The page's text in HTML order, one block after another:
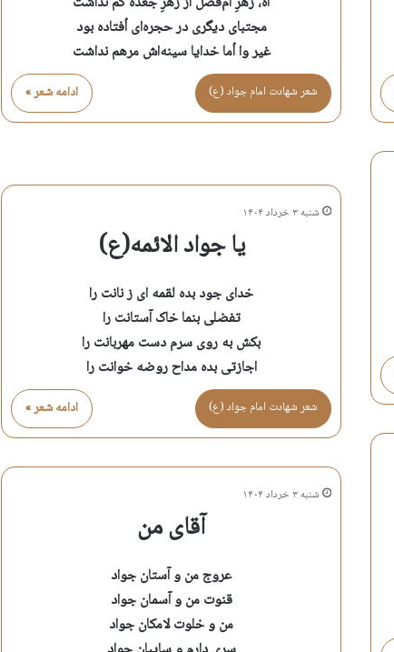
مجتبای دیگری در حجره‌ای اُفتاده بود
غیر وا اُما خدایا سینه‌اش مرهم نداشت
ادامه شعر » شعر شهادت امام جواد (ع)
شنبه ۳ خرداد ۱۴۰۴
یا جواد الائمه(ع)
خدای جود بده لقمه ای ز نانت را
تفضلی بنما خاک آستانت را
بکش به روی سرم دست مهربانت را
اجازتی بده مداح روضه خوانت را
ادامه شعر » شعر شهادت امام جواد (ع)
شنبه ۳ خرداد ۱۴۰۴
آقای من
عروج من و آستان جواد
قنوت من و آسمان جواد
من و خلوت لامکان جواد